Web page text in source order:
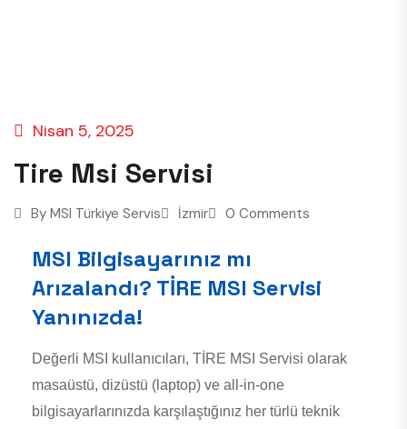
Nisan 5, 2025
Tire Msi Servisi
By MSI Türkiye Servis İzmir 0 Comments
MSI Bilgisayarınız mı
Arızalandı? TİRE MSI Servisi
Yanınızda!
Değerli MSI kullanıcıları, TİRE MSI Servisi olarak
masaüstü, dizüstü (laptop) ve all-in-one
bilgisayarlarınızda karşılaştığınız her türlü teknik